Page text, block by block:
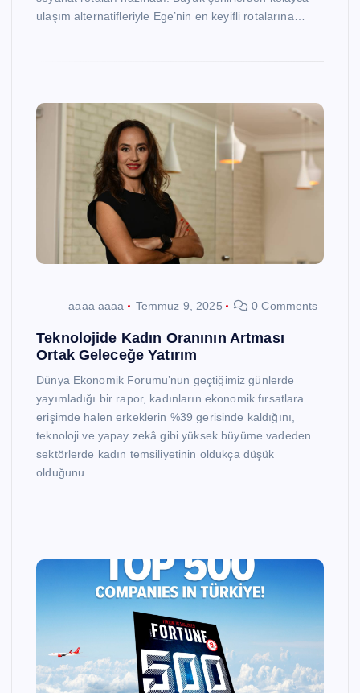
ulaşım alternatifleriyle Ege’nin en keyifli rotalarına…
aaaa aaaa Temmuz 9, 2025 0 Comments
Teknolojide Kadın Oranının Artması
Ortak Geleceğe Yatırım
Dünya Ekonomik Forumu’nun geçtiğimiz günlerde
yayımladığı bir rapor, kadınların ekonomik fırsatlara
erişimde halen erkeklerin %39 gerisinde kaldığını,
teknoloji ve yapay zekâ gibi yüksek büyüme vadeden
sektörlerde kadın temsiliyetinin oldukça düşük
olduğunu…